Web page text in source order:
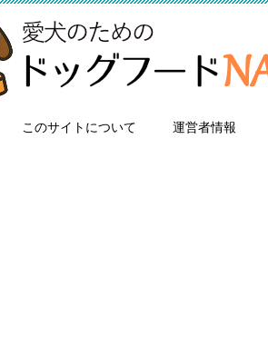
このサイトについて 運営者情報